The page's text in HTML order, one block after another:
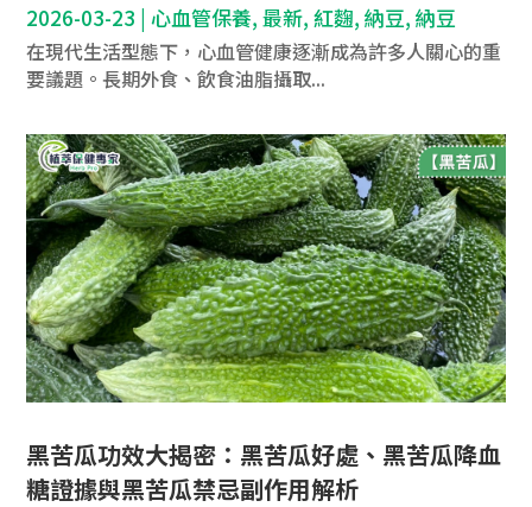
2026-03-23 |心血管保養,最新,紅麴,納豆,納豆
在現代生活型態下，心血管健康逐漸成為許多人關心的重
要議題。長期外食、飲食油脂攝取...
黑苦瓜功效大揭密：黑苦瓜好處、黑苦瓜降血
糖證據與黑苦瓜禁忌副作用解析